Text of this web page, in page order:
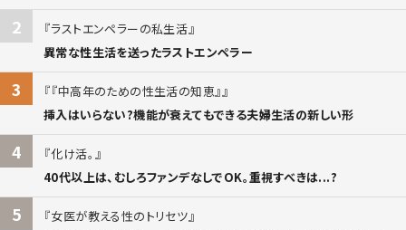
2
ラストエンペラーの私生活
異常な性生活を送ったラストエンペラー
3
『中高年のための性生活の知恵』
挿入はいらない?機能が衰えてもできる夫婦生活の新しい形
4
化け活。
40代以上は、むしろファンデなしでOK。重視すべきは...?
5
女医が教える性のトリセツ